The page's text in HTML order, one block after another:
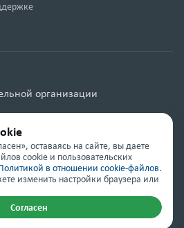
организации
2001 — 2026
оставаясь на сайте, вы даете
cookie и пользовательских
в отношении cookie-файлов.
изменить настройки браузера или
Согласен